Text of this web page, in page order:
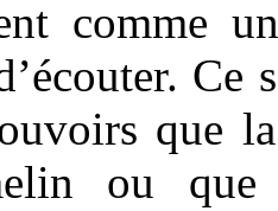
comme
Ce
que
ou